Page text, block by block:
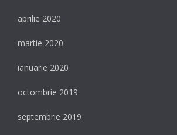
aprilie 2020
martie 2020
ianuarie 2020
octombrie 2019
septembrie 2019